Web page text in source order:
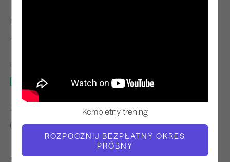
Kompletny trening
ROZPOCZNIJ BEZPŁATNY OKRES
PRÓBNY
NAUCZYCIEL
Alycea Ungaro
POTRZEBNY SPRZĘT
Mata
ZNAJDŹ PODOBNE KLASY DLA
0 - 10 min
Mata